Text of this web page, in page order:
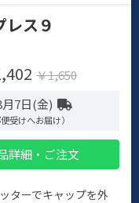
レス９
￥1,650
7日(金)
受けへお届け）
詳細・ご注文
ターでキャップを外